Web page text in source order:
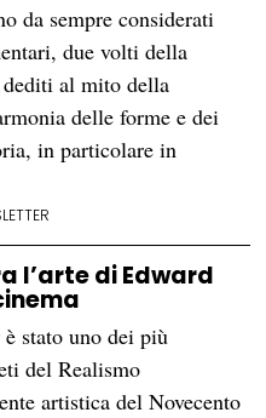
da sempre considerati
due volti della
dediti al mito della
delle forme e dei
in particolare in
l’arte di Edward
stato uno dei più
del Realismo
artistica del Novecento